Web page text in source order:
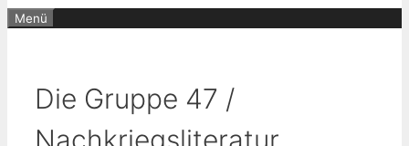
Menü
Die Gruppe 47 /